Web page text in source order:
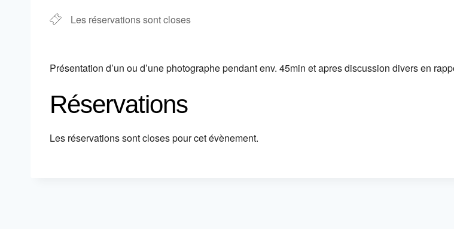
Les réservations sont closes
Présentation d’un ou d’une photographe pendant env. 45min et apres discussion divers en
Réservations
Les réservations sont closes pour cet évènement.